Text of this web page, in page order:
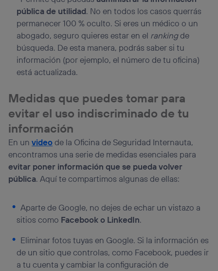
pública de utilidad. No en todos los casos querrás
permanecer 100 % oculto. Si eres un médico o un
abogado, seguro quieres estar en el rankingde
búsqueda. De esta manera, podrás saber si tu
información (por ejemplo, el número de tu oficina)
está actualizada.
Medidas que puedes tomar para
evitar el uso indiscriminado de tu
información
En unvideode la Oficina de Seguridad Internauta,
encontramos una serie de medidas esenciales para
evitar poner información que se pueda volver
pública. Aquí te compartimos algunas de ellas:
Aparte de Google, no dejes de echar un vistazo a
sitios como Facebook o LinkedIn.
Eliminar fotos tuyas en Google. Si la información es
de un sitio que controlas, como Facebook, puedes ir
a tu cuenta y cambiar la configuración de